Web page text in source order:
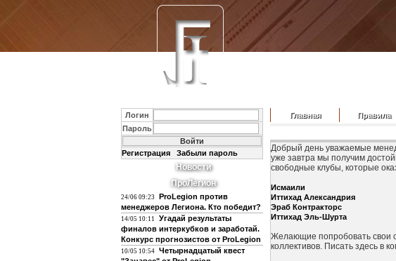
Логин
Пароль
Регистрация Забыли пароль
Новости
ПроЛегион
24/06 09:23
ProLegion против
менеджеров Легиона. Кто победит?
14/05 10:11
Угадай результаты
финалов интеркубков и заработай.
Конкурс прогнозистов от ProLegion
10/05 10:54 Четырнадцатый квест
Главная Правила
Добрый день уважаемые
уже завтра мы получим
свободные клубы, которые
Исмаили
Иттихад Александрия
Эраб Контракторс
Иттихад Эль-Шурта
Желающие попробовать свои
коллективов. Писать здесь в